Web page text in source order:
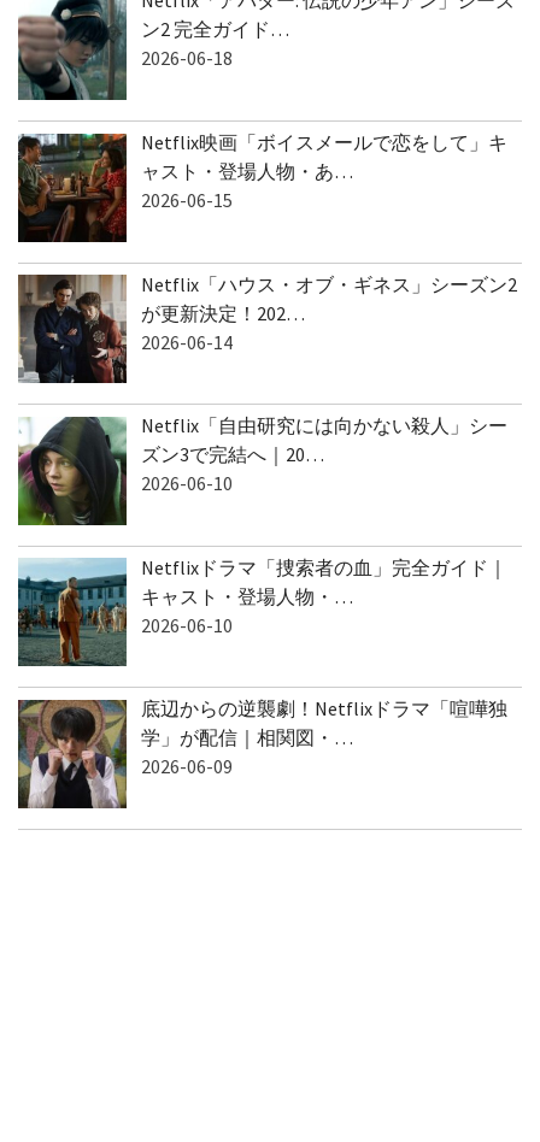
ン2 完全ガイド…
2026-06-18
Netflix映画「ボイスメールで恋をして」キ
ャスト・登場人物・あ…
2026-06-15
Netflix「ハウス・オブ・ギネス」シーズン2
が更新決定！202…
2026-06-14
Netflix「自由研究には向かない殺人」シー
ズン3で完結へ｜20…
2026-06-10
Netflixドラマ「捜索者の血」完全ガイド｜
キャスト・登場人物・…
2026-06-10
底辺からの逆襲劇！Netflixドラマ「喧嘩独
学」が配信｜相関図・…
2026-06-09